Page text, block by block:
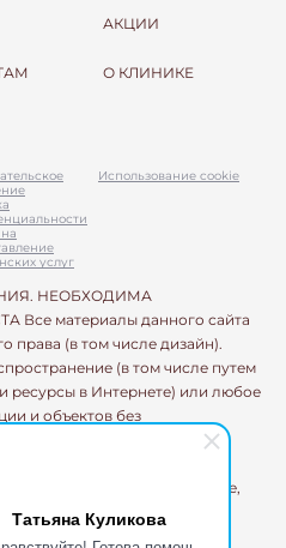
Татьяна Куликова
АКЦИИ
О КЛИНИКЕ
услуг
Использование cookie
НЕОБХОДИМА
материалы данного сайта
права (в том числе дизайн).
(в том числе путем
ресурсы в Интернете) или любое
и объектов без
согласия правообладателя.
является
на данной странице,
и предназначены для
сайта не должны